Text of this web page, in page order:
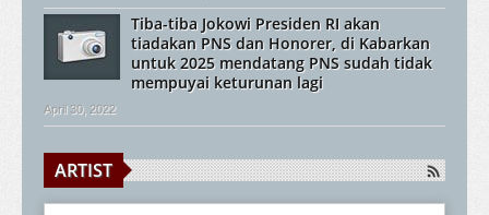
Tiba-tiba Jokowi Presiden RI akan
tiadakan PNS dan Honorer, di Kabarkan
untuk 2025 mendatang PNS sudah tidak
mempuyai keturunan lagi
April 30, 2022
ARTIST